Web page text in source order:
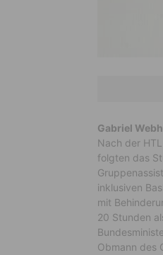
Gabriel
Nach der
folgten das
inklusiven
mit
20 Stunden
Obmann des